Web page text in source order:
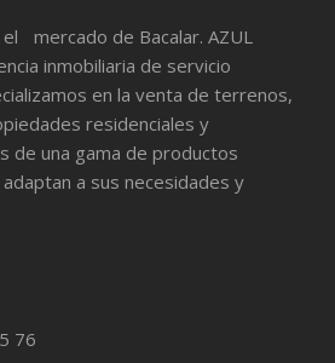
mercado de Bacalar. AZUL
inmobiliaria de servicio
en la venta de terrenos,
residenciales y
de una gama de productos
a sus necesidades y
76